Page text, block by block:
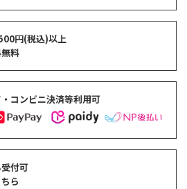
円(税込)以上
料
コンビニ決済等利用可
付可
ら